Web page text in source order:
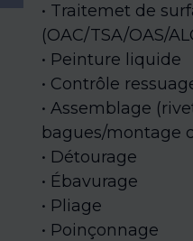
Traitemet de
(OAC/TSA/OAS/
Peinture liquide
Contrôle
Assemblage
bagues/montage
Détourage
Ébavurage
Pliage
Poinçonnage